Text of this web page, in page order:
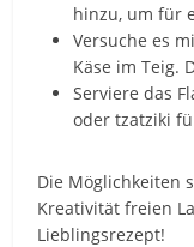
hinzu, um für
Versuche es
Käse im Teig.
Serviere das
oder tzatziki
Die Möglichkeiten
Kreativität freien
Lieblingsrezept!